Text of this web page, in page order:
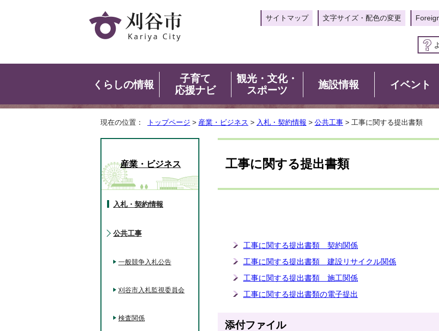
サイトマップ 文字サイズ・配色の変更
くらしの情報
子育て
応援ナビ
観光・文化・
スポーツ
施設情報 イベント
現在の位置： トップページ > 産業・ビジネス > 入札・契約情報 > 公共工事 > 工事に関する提出書類
工事に関する提出書類
工事に関する提出書類 契約関係
工事に関する提出書類 建設リサイクル関係
工事に関する提出書類 施工関係
工事に関する提出書類の電子提出
添付ファイル
産業・ビジネス
入札・契約情報
公共工事
一般競争入札公告
刈谷市入札監視委員会
検査関係